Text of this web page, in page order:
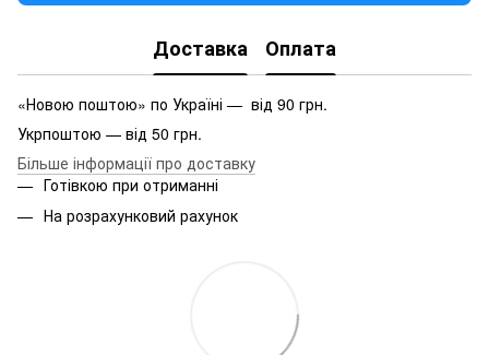
Доставка Оплата
«Новою поштою» по Україні — від 90 грн.
Укрпоштою — від 50 грн.
Більше інформації про доставку
Готівкою при отриманні
На розрахунковий рахунок